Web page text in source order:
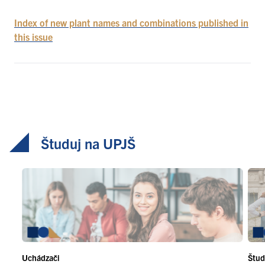
Index of new plant names and combinations published in
this issue
Študuj na UPJŠ
Uchádzači